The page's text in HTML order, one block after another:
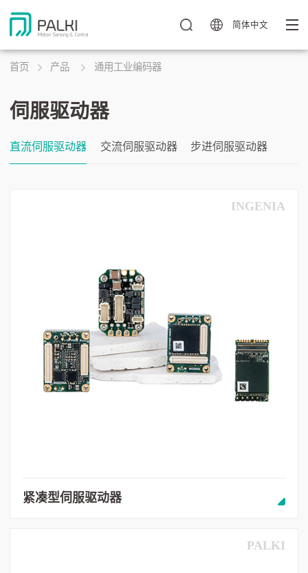
简体中文
首页 产品 通用工业编码器
伺服驱动器
直流伺服驱动器 交流伺服驱动器 步进伺服驱动器
INGENIA
紧凑型伺服驱动器
PALKI